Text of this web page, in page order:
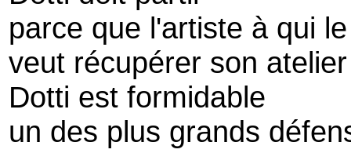
parce que l'artiste à qui
veut récupérer son atelier
Dotti est formidable
un des plus grands